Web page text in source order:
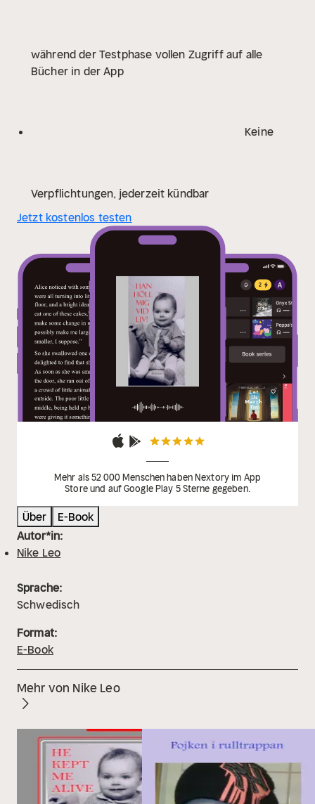
während der Testphase vollen Zugriff auf alle
Bücher in der App
Keine
Verpflichtungen, jederzeit kündbar
Jetzt kostenlos testen
Mehr als 52 000 Menschen haben Nextory im App
Store und auf Google Play 5 Sterne gegeben.
Über
E-Book
Autor*in:
Nike Leo
Sprache:
Schwedisch
Format:
E-Book
Mehr von Nike Leo